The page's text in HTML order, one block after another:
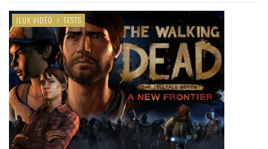
JEUX VIDÉO / TESTS